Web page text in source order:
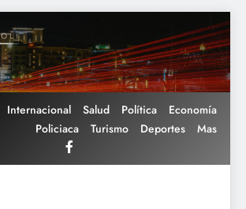
Internacional Salud Política
Economía
Policiaca
Turismo Deportes Mas